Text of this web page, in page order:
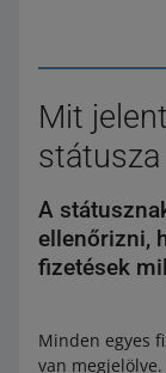
Mit
státusza
A
ellenőrizni,
fizetések
Minden egyes
van megjelölve.